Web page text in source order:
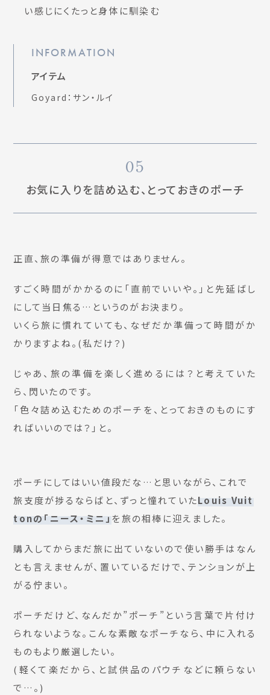
い感じにくたっと身体に馴染む
INFORMATION
アイテム
Goyard：サン・ルイ
05
お気に入りを詰め込む、とっておきのポーチ
正直、旅の準備が得意ではありません。
すごく時間がかかるのに「直前でいいや。」と先延ばし
にして当日焦る…というのがお決まり。
いくら旅に慣れていても、なぜだか準備って時間がか
かりますよね。(私だけ？)
じゃあ、旅の準備を楽しく進めるには？と考えていた
ら、閃いたのです。
「色々詰め込むためのポーチを、とっておきのものにす
ればいいのでは？」と。
ポーチにしてはいい値段だな…と思いながら、これで
旅支度が捗るならばと、ずっと憧れていたLouis Vuit
tonの「ニース・ミニ」 を旅の相棒に迎えました。
購入してからまだ旅に出ていないので使い勝手はなん
とも言えませんが、置いているだけで、テンションが上
がる佇まい。
ポーチだけど、なんだか”ポーチ”という言葉で片付け
られないような。こんな素敵なポーチなら、中に入れる
ものもより厳選したい。
(軽くて楽だから、と試供品のパウチなどに頼らない
で…。)